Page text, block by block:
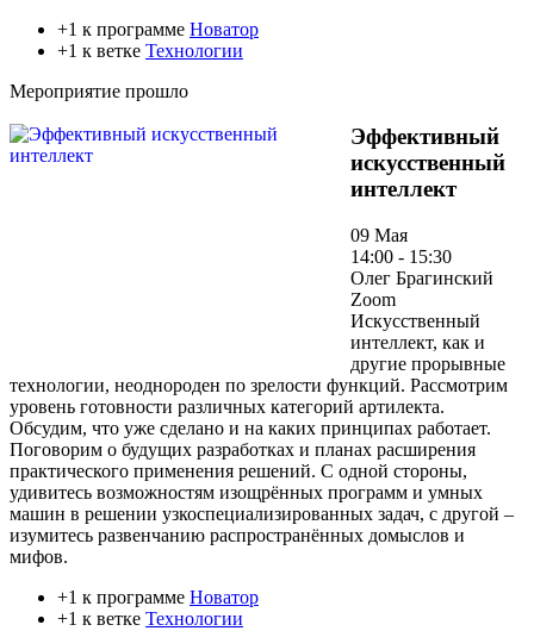
+1 к программе Новатор
+1 к ветке Технологии
Мероприятие прошло
Эффективный
искусственный
интеллект
09 Мая
14:00 - 15:30
Олег Брагинский
Zoom
Искусственный
интеллект, как и
другие прорывные
технологии, неоднороден по зрелости функций. Рассмотрим
уровень готовности различных категорий артилекта.
Обсудим, что уже сделано и на каких принципах работает.
Поговорим о будущих разработках и планах расширения
практического применения решений. С одной стороны,
удивитесь возможностям изощрённых программ и умных
машин в решении узкоспециализированных задач, с другой –
изумитесь развенчанию распространённых домыслов и
мифов.
+1 к программе Новатор
+1 к ветке Технологии